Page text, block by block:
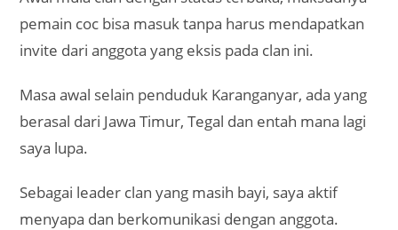
pemain coc bisa masuk tanpa harus mendapatkan
invite dari anggota yang eksis pada clan ini.
Masa awal selain penduduk Karanganyar, ada yang
berasal dari Jawa Timur, Tegal dan entah mana lagi
saya lupa.
Sebagai leader clan yang masih bayi, saya aktif
menyapa dan berkomunikasi dengan anggota.